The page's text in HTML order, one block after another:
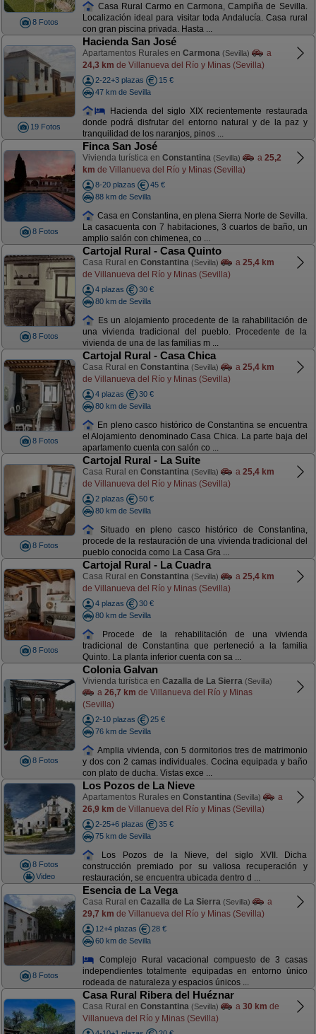
8 Fotos
Casa Rural Carmo en Carmona, Campiña de Sevilla.
Localización ideal para visitar toda Andalucía. Casa rural
con gran piscina privada. Hasta ...
19 Fotos
Hacienda San José
Apartamentos Rurales en Carmona (Sevilla)
a
24,3 km de Villanueva del Río y Minas (Sevilla)
2-22+3 plazas
15 €
47 km de Sevilla
Hacienda del siglo XIX recientemente restaurada
donde podrá disfrutar del entorno natural y de la paz y
tranquilidad de los naranjos, pinos ...
8 Fotos
Finca San José
Vivienda turística en Constantina (Sevilla) a 25,2
km de Villanueva del Río y Minas (Sevilla)
8-20 plazas
45 €
88 km de Sevilla
Casa en Constantina, en plena Sierra Norte de Sevilla.
La casacuenta con 7 habitaciones, 3 cuartos de baño, un
amplio salón con chimenea, co ...
8 Fotos
Cartojal Rural - Casa Quinto
Casa Rural en Constantina (Sevilla) a 25,4 km
de Villanueva del Río y Minas (Sevilla)
4 plazas
30 €
80 km de Sevilla
Es un alojamiento procedente de la rahabilitación de
una vivienda tradicional del pueblo. Procedente de la
vivienda de una de las familias m ...
8 Fotos
Cartojal Rural - Casa Chica
Casa Rural en Constantina (Sevilla) a 25,4 km
de Villanueva del Río y Minas (Sevilla)
4 plazas
30 €
80 km de Sevilla
En pleno casco histórico de Constantina se encuentra
el Alojamiento denominado Casa Chica. La parte baja del
apartamento cuenta con salón co ...
8 Fotos
Cartojal Rural - La Suite
Casa Rural en Constantina (Sevilla) a 25,4 km
de Villanueva del Río y Minas (Sevilla)
2 plazas
50 €
80 km de Sevilla
Situado en pleno casco histórico de Constantina,
procede de la restauración de una vivienda tradicional del
pueblo conocida como La Casa Gra ...
8 Fotos
Cartojal Rural - La Cuadra
Casa Rural en Constantina (Sevilla) a 25,4 km
de Villanueva del Río y Minas (Sevilla)
4 plazas
30 €
80 km de Sevilla
Procede de la rehabilitación de una vivienda
tradicional de Constantina que perteneció a la familia
Quinto. La planta inferior cuenta con sa ...
8 Fotos
Colonia Galvan
Vivienda turística en Cazalla de La Sierra (Sevilla)
a 26,7 km de Villanueva del Río y Minas
(Sevilla)
2-10 plazas
25 €
76 km de Sevilla
Amplia vivienda, con 5 dormitorios tres de matrimonio
y dos con 2 camas individuales. Cocina equipada y baño
con plato de ducha. Vistas exce ...
8 Fotos
Video
Los Pozos de La Nieve
Apartamentos Rurales en Constantina (Sevilla)
a
26,9 km de Villanueva del Río y Minas (Sevilla)
2-25+6 plazas
35 €
75 km de Sevilla
Los Pozos de la Nieve, del siglo XVII. Dicha
construcción premiado por su valiosa recuperación y
restauración, se encuentra ubicada dentro d ...
8 Fotos
Esencia de La Vega
Casa Rural en Cazalla de La Sierra (Sevilla)
a
29,7 km de Villanueva del Río y Minas (Sevilla)
12+4 plazas
28 €
60 km de Sevilla
Complejo Rural vacacional compuesto de 3 casas
independientes totalmente equipadas en entorno único
rodeada de naturaleza y espacios únicos ...
Casa Rural Ribera del Huéznar
Casa Rural en Constantina (Sevilla) a 30 km de
Villanueva del Río y Minas (Sevilla)